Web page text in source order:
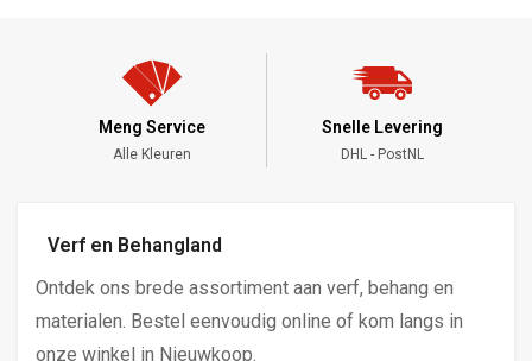
Meng Service
Alle Kleuren
Snelle Levering
DHL - PostNL
Verf en Behangland
Ontdek ons brede assortiment aan verf, behang en
materialen. Bestel eenvoudig online of kom langs in
onze winkel in Nieuwkoop.